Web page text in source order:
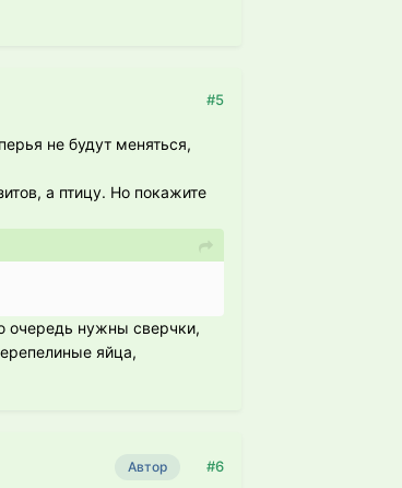
#5
не будут меняться,
а птицу. Но покажите
очередь нужны сверчки,
яйца,
Автор #6